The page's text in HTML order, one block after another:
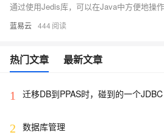
蓝易云 444
热门文章 最新文章
1
迁移DB到PPAS时，碰到的一个
2 数据库管理